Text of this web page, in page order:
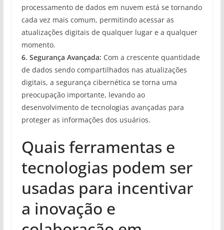
processamento de dados em nuvem está se tornando
cada vez mais comum, permitindo acessar as
atualizações digitais de qualquer lugar e a qualquer
momento.
6. Segurança Avançada: Com a crescente quantidade
de dados sendo compartilhados nas atualizações
digitais, a segurança cibernética se torna uma
preocupação importante, levando ao
desenvolvimento de tecnologias avançadas para
proteger as informações dos usuários.
Quais ferramentas e
tecnologias podem ser
usadas para incentivar
a inovação e